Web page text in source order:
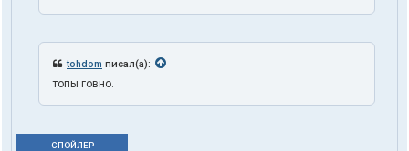
tohdom писал(а):
топы говно.
СПОЙЛЕР